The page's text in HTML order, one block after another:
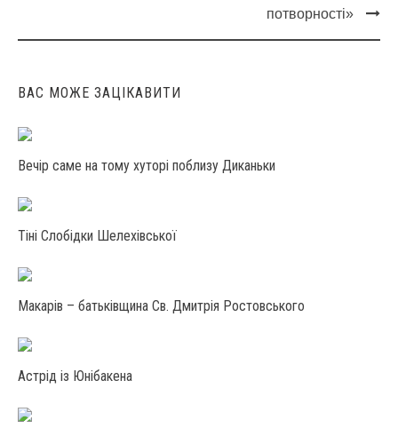
потворності»
ВАС МОЖЕ ЗАЦІКАВИТИ
Вечір саме на тому хуторі поблизу Диканьки
Тіні Слобідки Шелехівської
Макарів – батьківщина Св. Дмитрія Ростовського
Астрід із Юнібакена